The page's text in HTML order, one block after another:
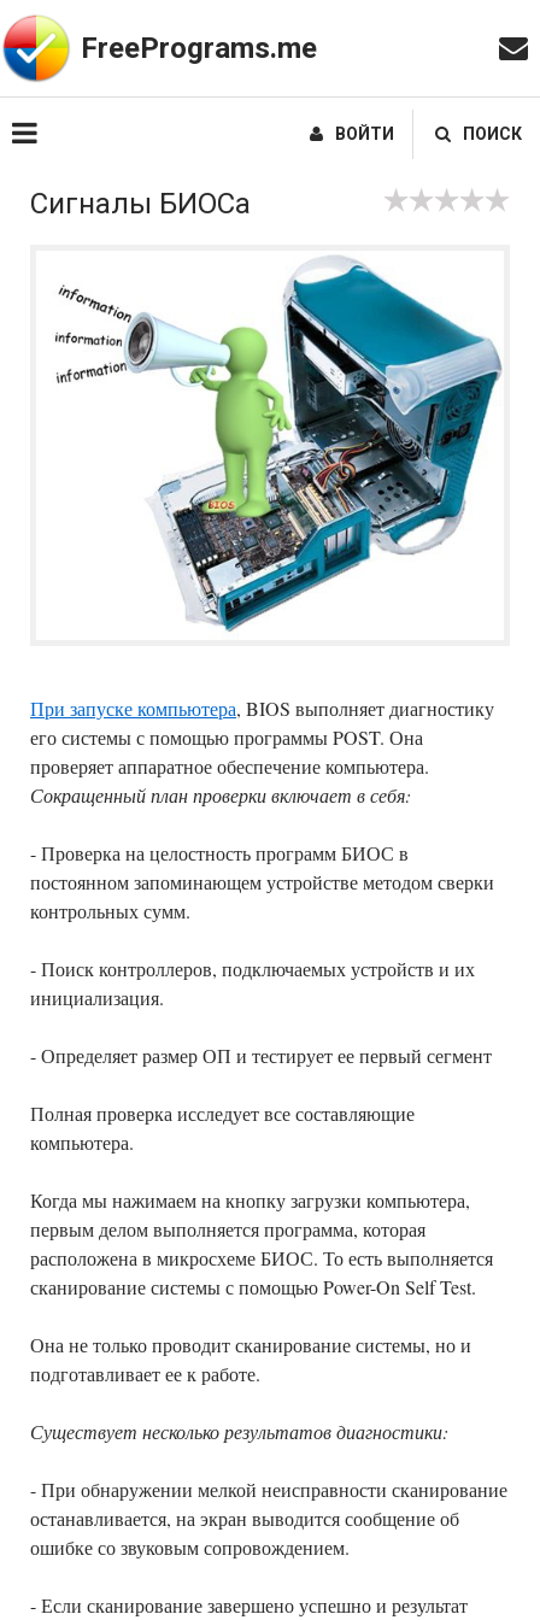
FreePrograms.me
ВОЙТИ ПОИСК
Сигналы БИОСа
При запуске компьютера, BIOS выполняет диагностику
его системы с помощью программы POST. Она
проверяет аппаратное обеспечение компьютера.
Сокращенный план проверки включает в себя:
- Проверка на целостность программ БИОС в
постоянном запоминающем устройстве методом сверки
контрольных сумм.
- Поиск контроллеров, подключаемых устройств и их
инициализация.
- Определяет размер ОП и тестирует ее первый сегмент
Полная проверка исследует все составляющие
компьютера.
Когда мы нажимаем на кнопку загрузки компьютера,
первым делом выполняется программа, которая
расположена в микросхеме БИОС. То есть выполняется
сканирование системы с помощью Power-On Self Test.
Она не только проводит сканирование системы, но и
подготавливает ее к работе.
Существует несколько результатов диагностики:
- При обнаружении мелкой неисправности сканирование
останавливается, на экран выводится сообщение об
ошибке со звуковым сопровождением.
- Если сканирование завершено успешно и результат